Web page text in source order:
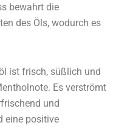
bewahrt die
des Öls, wodurch es
ist frisch, süßlich und
Es verströmt
und
eine positive